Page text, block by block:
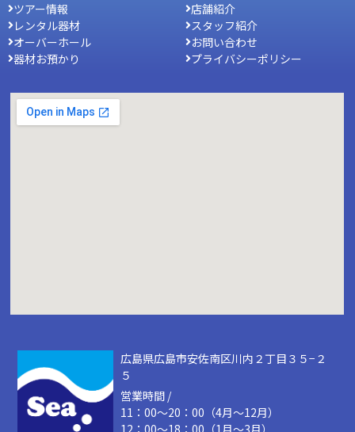
ツアー情報
レンタル器材
オーバーホール
器材お預かり
店舗紹介
スタッフ紹介
お問い合わせ
プライバシーポリシー
広島県広島市安佐南区川内２丁目３５−２
５
営業時間 /
11：00～20：00（4月～12月）
12：00～18：00（1月～3月）